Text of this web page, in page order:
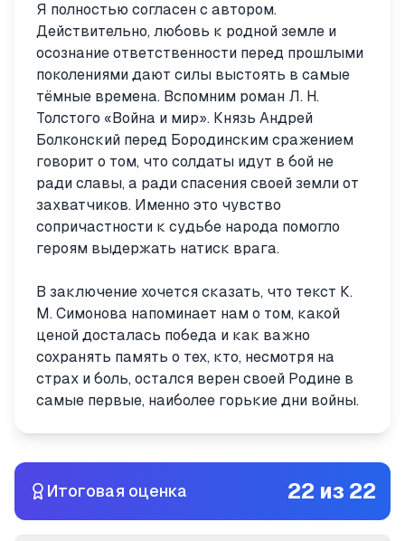
Я полностью согласен с автором.
Действительно, любовь к родной земле и
осознание ответственности перед прошлыми
поколениями дают силы выстоять в самые
тёмные времена. Вспомним роман Л. Н.
Толстого «Война и мир». Князь Андрей
Болконский перед Бородинским сражением
говорит о том, что солдаты идут в бой не
ради славы, а ради спасения своей земли от
захватчиков. Именно это чувство
сопричастности к судьбе народа помогло
героям выдержать натиск врага.
В заключение хочется сказать, что текст К.
М. Симонова напоминает нам о том, какой
ценой досталась победа и как важно
сохранять память о тех, кто, несмотря на
страх и боль, остался верен своей Родине в
самые первые, наиболее горькие дни войны.
Итоговая оценка 22 из 22